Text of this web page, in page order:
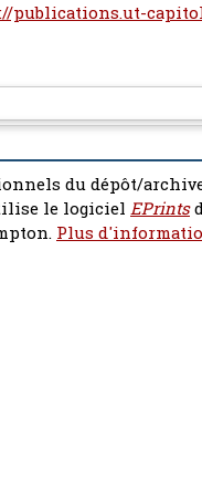
publications.ut-
du dépôt/
le logiciel EPrints
Plus